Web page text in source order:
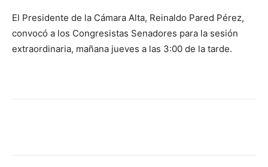
El Presidente de la Cámara Alta, Reinaldo Pared Pérez,
convocó a los Congresistas Senadores para la sesión
extraordinaria, mañana jueves a las 3:00 de la tarde.